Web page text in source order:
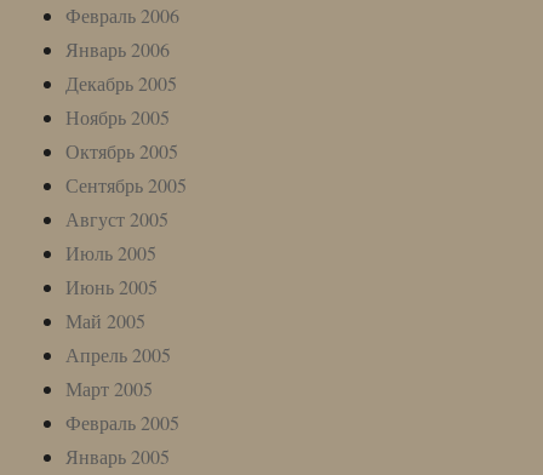
Февраль 2006
Январь 2006
Декабрь 2005
Ноябрь 2005
Октябрь 2005
Сентябрь 2005
Август 2005
Июль 2005
Июнь 2005
Май 2005
Апрель 2005
Март 2005
Февраль 2005
Январь 2005